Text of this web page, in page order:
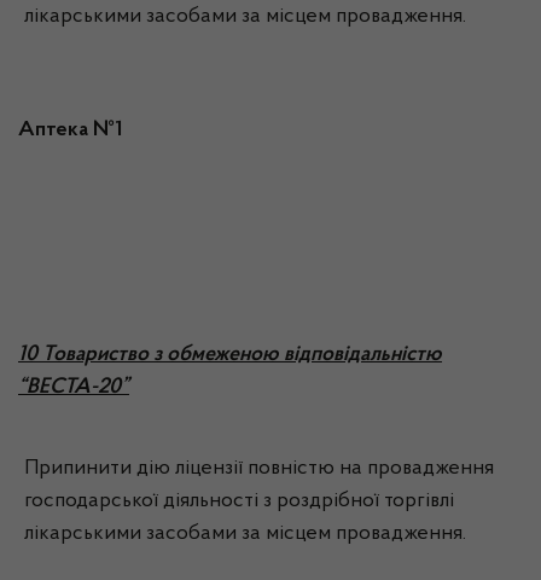
лікарськими засобами за місцем провадження.
Аптека №1
10 Товариство з обмеженою відповідальністю
“ВЕСТА-20”
Припинити дію ліцензії повністю на провадження
господарської діяльності з роздрібної торгівлі
лікарськими засобами за місцем провадження.